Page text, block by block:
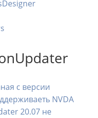
с версии
NVDA
20.07 не